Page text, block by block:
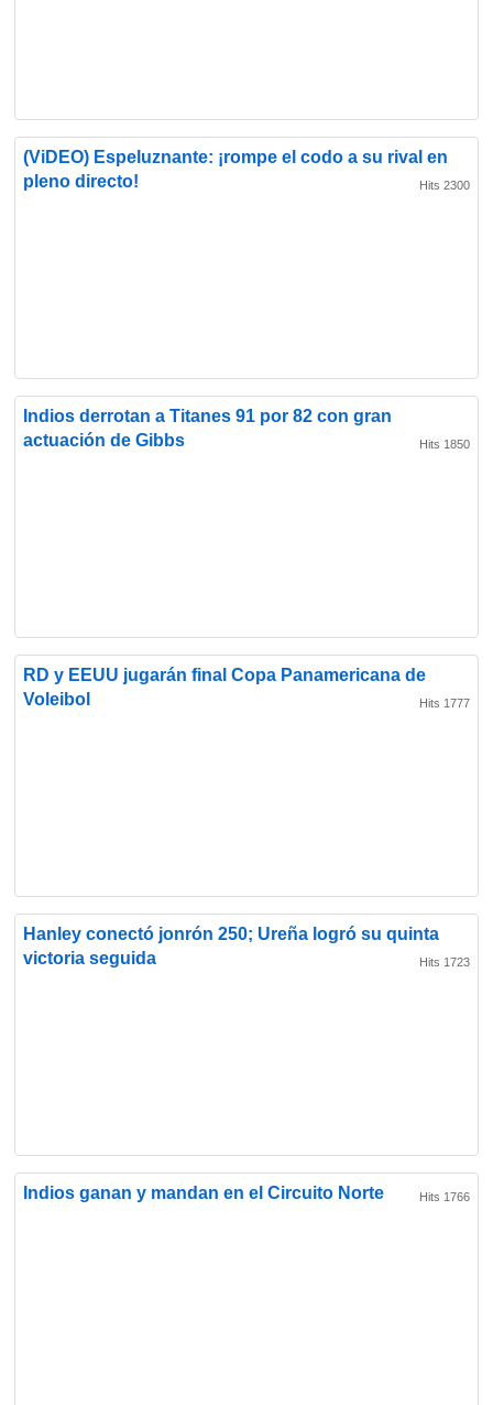
(ViDEO) Espeluznante: ¡rompe el codo a su rival en
pleno directo!
Hits 2300
Indios derrotan a Titanes 91 por 82 con gran
actuación de Gibbs
Hits 1850
RD y EEUU jugarán final Copa Panamericana de
Voleibol
Hits 1777
Hanley conectó jonrón 250; Ureña logró su quinta
victoria seguida
Hits 1723
Indios ganan y mandan en el Circuito Norte Hits 1766